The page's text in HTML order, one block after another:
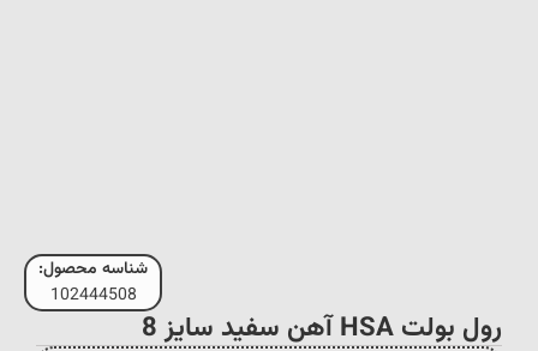
شناسه محصول:
102444508
رول بولت HSA آهن سفید سایز 8